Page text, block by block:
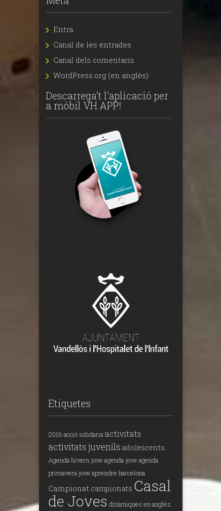
Entra
Canal de les entrades
Canal dels comentaris
WordPress.org (en anglès)
Descarrega’t l’aplicació per
a mòbil VH APP!
Etiquetes
2016 acció solidaria activitats
activitats juvenils adolescents
Agenda hivern jove agenda jove agenda
primavera jove aprendre barcelona
Campionat campionats Casal
de Joves dinàmiques en anglès